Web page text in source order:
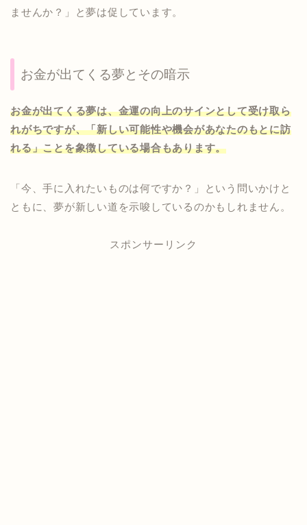
ませんか？」と夢は促しています。
お金が出てくる夢とその暗示
お金が出てくる夢は、金運の向上のサインとして受け取ら
れがちですが、「新しい可能性や機会があなたのもとに訪
れる」ことを象徴している場合もあります。
「今、手に入れたいものは何ですか？」という問いかけと
ともに、夢が新しい道を示唆しているのかもしれません。
スポンサーリンク